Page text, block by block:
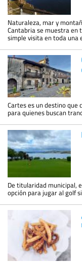
Naturaleza, mar y
Cantabria se muestra en
simple visita en toda una
Cartes es un destino
para quienes buscan
De titularidad municipal,
opción para jugar al golf